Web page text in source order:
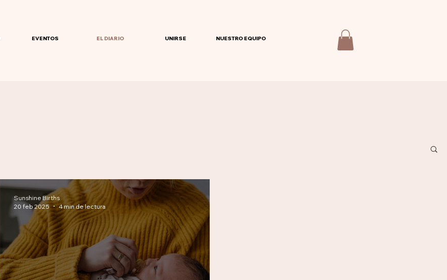
EVENTOS EL DIARIO UNIRSE NUESTRO EQUIPO
Sunshine Births
20 feb 2025
4 min de lectura